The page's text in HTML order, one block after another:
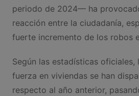
periodo de 2024— ha
reacción entre la ciudadanía,
fuerte incremento de los robos
Según las estadísticas oficiales,
fuerza en viviendas se han
respecto al año anterior,